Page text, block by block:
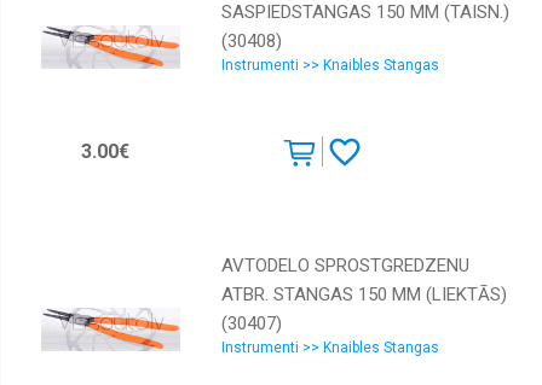
SASPIEDSTANGAS 150 MM (TAISN.)
(30408)
Instrumenti >> Knaibles Stangas
3.00€
AVTODELO SPROSTGREDZENU
ATBR. STANGAS 150 MM (LIEKTĀS)
(30407)
Instrumenti >> Knaibles Stangas